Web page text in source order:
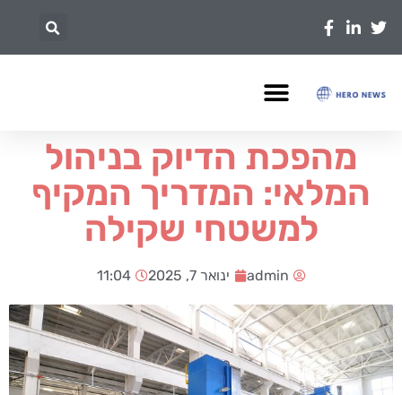
מהפכת הדיוק בניהול
המלאי: המדריך המקיף
למשטחי שקילה
admin ינואר 7, 2025 11:04